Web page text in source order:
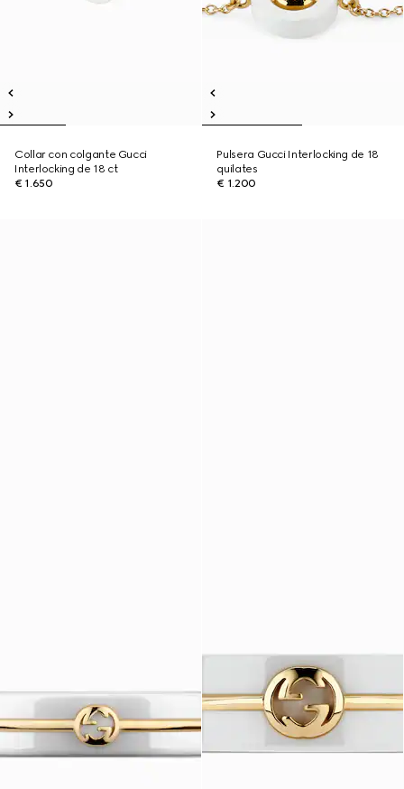
Collar con colgante Gucci
Interlocking de 18 ct
€ 1.650
Pulsera Gucci Interlocking de 18
quilates
€ 1.200